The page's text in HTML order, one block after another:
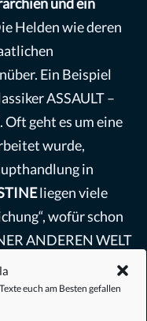
euch am Besten gefallen
Helden wie deren
Ein Beispiel
ASSAULT –
geht es um eine
wurde,
in
liegen viele
wofür schon
ANDEREN WELT
steht. Auch
wie Waren, die am